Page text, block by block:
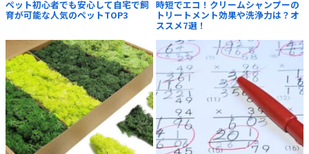
ペット初心者でも安心して自宅で飼
育が可能な人気のペットTOP3
時短でエコ！クリームシャンプーの
トリートメント効果や洗浄力は？オ
ススメ7選！